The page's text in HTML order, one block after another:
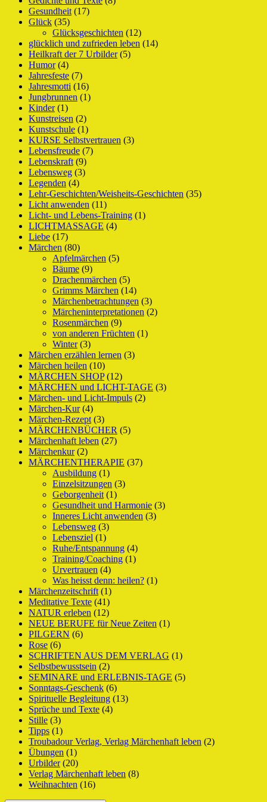
Gesundheit (17)
Glück (35)
Glücksgeschichten (12)
glücklich und zufrieden leben (14)
Heilkraft der 7 Urbilder(5)
Humor(4)
Jahresfeste (7)
Jahresmotti (16)
Jungbrunnen (1)
Kinder(1)
Kunstreisen (2)
Kunstschule (1)
KURSE Selbstvertrauen (3)
Lebensfreude (7)
Lebenskraft (9)
Lebensweg (3)
Legenden (4)
Lehr-Geschichten/Weisheits-Geschichten (35)
Licht anwenden (11)
Licht- und Lebens-Training (1)
LICHTMASSAGE (4)
Liebe (17)
Märchen (80)
Apfelmärchen (5)
Bäume (9)
Drachenmärchen (5)
Grimms Märchen (14)
Märchenbetrachtungen (3)
Märcheninterpretationen (2)
Rosenmärchen (9)
von anderen Früchten (1)
Winter(3)
Märchen erzählen lernen (3)
Märchen heilen (10)
MÄRCHEN SHOP(12)
MÄRCHEN und LICHT-TAGE (3)
Märchen- und Licht-Impuls (2)
Märchen-Kur(4)
Märchen-Rezept (3)
MÄRCHENBÜCHER (5)
Märchenhaft leben (27)
Märchenkur(2)
MÄRCHENTHERAPIE (37)
Ausbildung (1)
Einzelsitzungen (3)
Geborgenheit (1)
Gesundheit und Harmonie (3)
Inneres Licht anwenden (3)
Lebensweg (3)
Lebensziel (1)
Ruhe/Entspannung (4)
Training/Coaching (1)
Urvertrauen (4)
Was heisst denn: heilen? (1)
Märchenzeitschrift (1)
Meditative Texte (41)
NATUR erleben (12)
NEUE BERUFE für Neue Zeiten (1)
PILGERN (6)
Rose (6)
SCHRIFTEN AUS DEM VERLAG (1)
Selbstbewusstsein (2)
SEMINARE und ERLEBNIS-TAGE (5)
Sonntags-Geschenk (6)
Spirituelle Begleitung (13)
Sprüche und Texte (4)
Stille (3)
Tipps (1)
Troubadour Verlag, Verlag Märchenhaft leben (2)
Übungen (1)
Urbilder(20)
Verlag Märchenhaft leben (8)
Weihnachten (16)